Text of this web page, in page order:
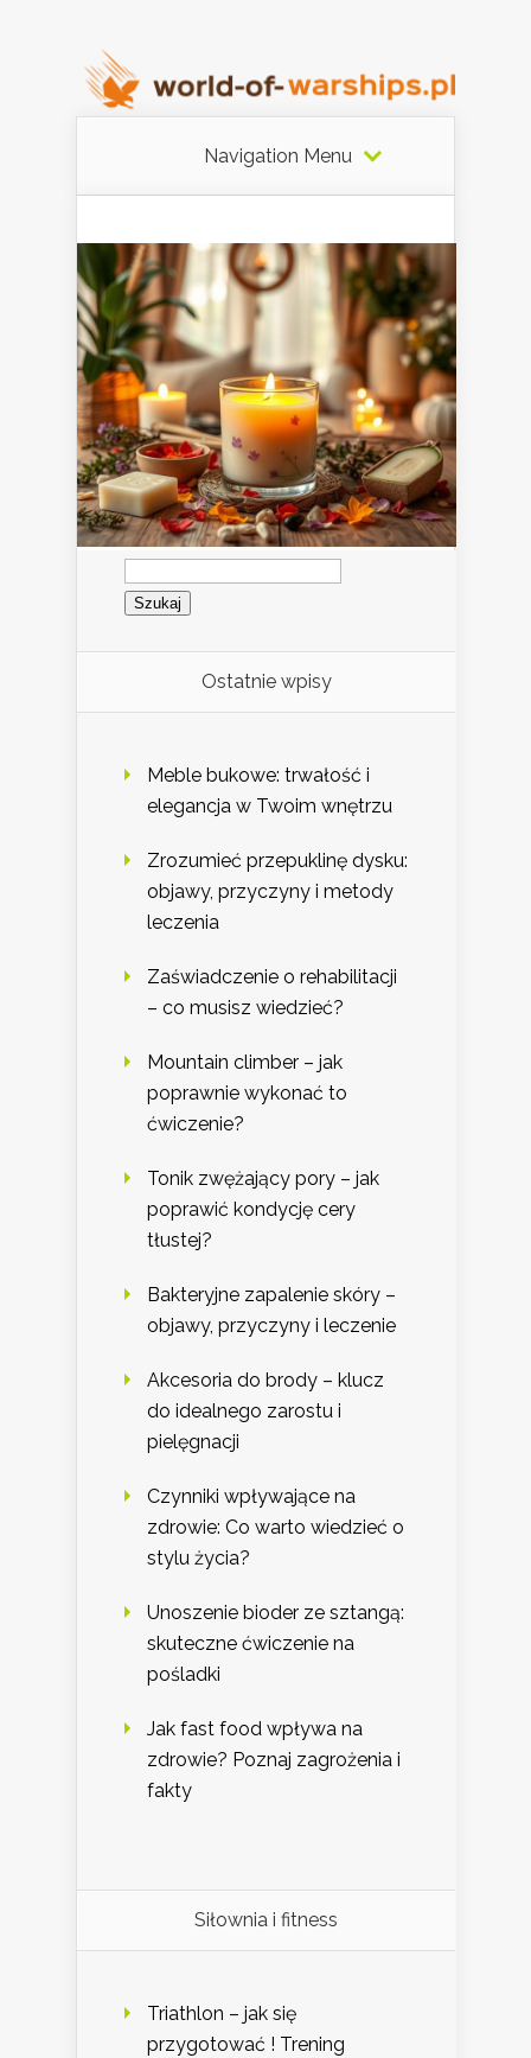
Navigation Menu
Szukaj:
Ostatnie wpisy
Meble bukowe: trwałość i
elegancja w Twoim wnętrzu
Zrozumieć przepuklinę dysku:
objawy, przyczyny i metody
leczenia
Zaświadczenie o rehabilitacji
– co musisz wiedzieć?
Mountain climber – jak
poprawnie wykonać to
ćwiczenie?
Tonik zwężający pory – jak
poprawić kondycję cery
tłustej?
Bakteryjne zapalenie skóry –
objawy, przyczyny i leczenie
Akcesoria do brody – klucz
do idealnego zarostu i
pielęgnacji
Czynniki wpływające na
zdrowie: Co warto wiedzieć o
stylu życia?
Unoszenie bioder ze sztangą:
skuteczne ćwiczenie na
pośladki
Jak fast food wpływa na
zdrowie? Poznaj zagrożenia i
fakty
Siłownia i fitness
Triathlon – jak się
przygotować ! Trening